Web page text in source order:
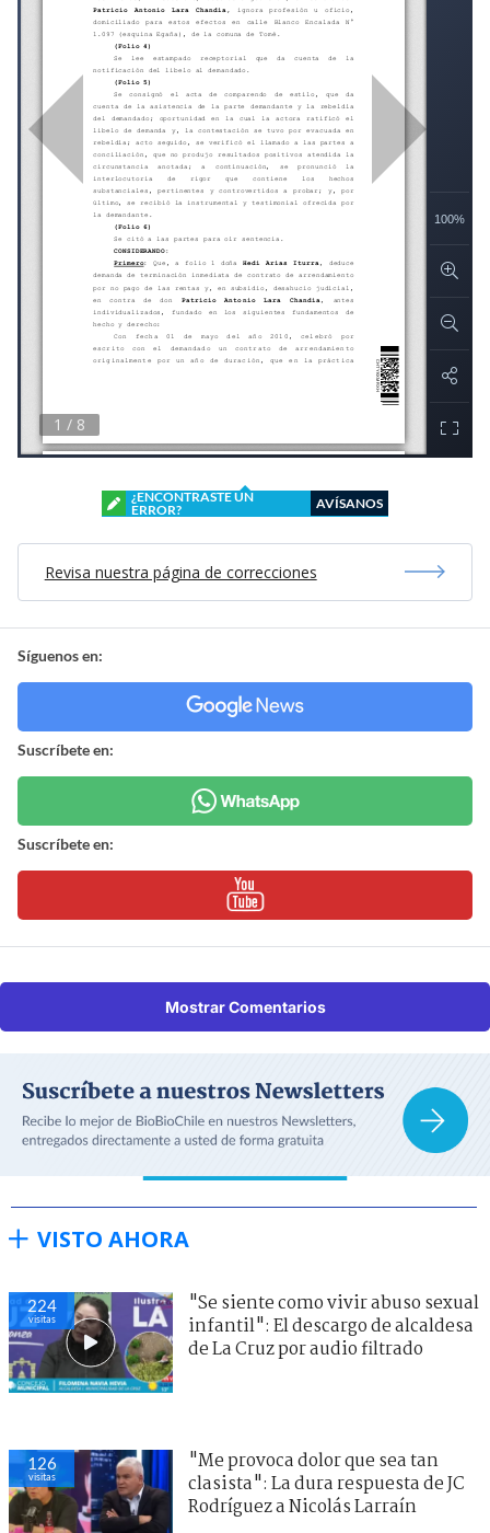
¿ENCONTRASTE UN
ERROR?
AVÍSANOS
Revisa nuestra página de correcciones
Síguenos en:
Suscríbete en:
Suscríbete en:
Mostrar Comentarios
VISTO AHORA
224
visitas
"Se siente como vivir abuso sexual
infantil": El descargo de alcaldesa
de La Cruz por audio filtrado
126
visitas
"Me provoca dolor que sea tan
clasista": La dura respuesta de JC
Rodríguez a Nicolás Larraín